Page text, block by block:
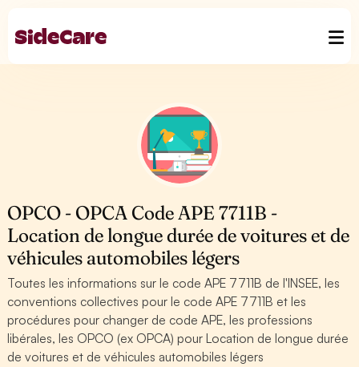
OPCO - OPCA Code APE 7711B -
Location de longue durée de voitures et de
véhicules automobiles légers
Toutes les informations sur le code APE 7711B de l'INSEE, les
conventions collectives pour le code APE 7711B et les
procédures pour changer de code APE, les professions
libérales, les OPCO (ex OPCA) pour Location de longue durée
de voitures et de véhicules automobiles légers